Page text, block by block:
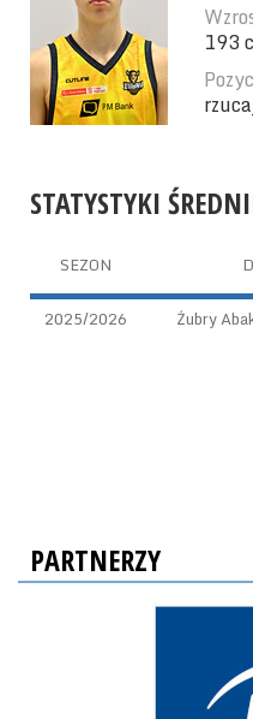
193
STATYSTYKI
SEZON
2025/2026 Żubry
PARTNERZY